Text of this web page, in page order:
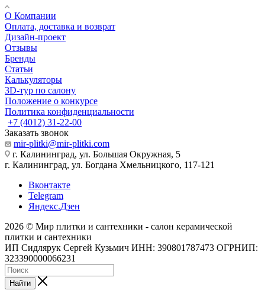
О Компании
Оплата, доставка и возврат
Дизайн-проект
Отзывы
Бренды
Статьи
Калькуляторы
3D-тур по салону
Положение о конкурсе
Политика конфиденциальности
+7 (4012) 31-22-00
Заказать звонок
mir-plitki@mir-plitki.com
г. Калининград, ул. Большая Окружная, 5
г. Калининград, ул. Богдана Хмельницкого, 117-121
Вконтакте
Telegram
Яндекс.Дзен
2026 © Мир плитки и сантехники - салон керамической
плитки и сантехники
ИП Сидлярук Сергей Кузьмич ИНН: 390801787473 ОГРНИП:
323390000066231
Найти